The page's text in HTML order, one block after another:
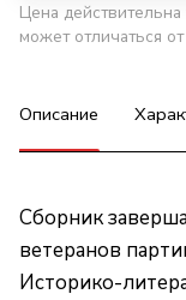
Цена
может отличаться
Описание
Сборник
ветеранов
Историко-